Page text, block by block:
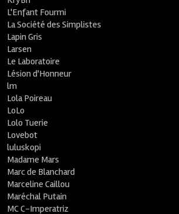
L'Enfant Fourmi
La Société des Simplistes
Lapin Gris
Larsen
Le Laboratoire
Lésion d'Honneur
lm
Lola Poireau
LoLo
Lolo Tuerie
Lovebot
luluskopi
Madame Mars
Marc de Blanchard
Marceline Caillou
Maréchal Putain
MC C-Imperatriz